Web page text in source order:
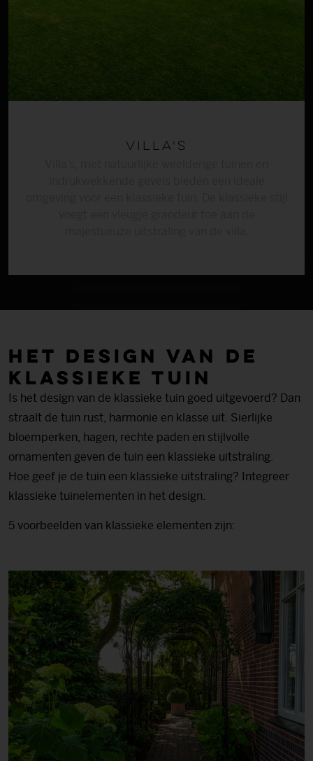
Villa's
Het design van de
klassieke tuin
Is het design van de klassieke tuin goed uitgevoerd? Dan
straalt de tuin rust, harmonie en klasse uit. Sierlijke
bloemperken, hagen, rechte paden en stijlvolle
ornamenten geven de tuin een klassieke uitstraling.
Hoe geef je de tuin een klassieke uitstraling? Integreer
klassieke tuinelementen in het design.
5 voorbeelden van klassieke elementen zijn: